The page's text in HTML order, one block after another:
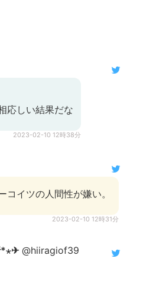
応しい結果だな
2023-02-10 12時38分
イツの人間性が嫌い。
2023-02-10 12時31分
*⋆✈ @hiiragiof39